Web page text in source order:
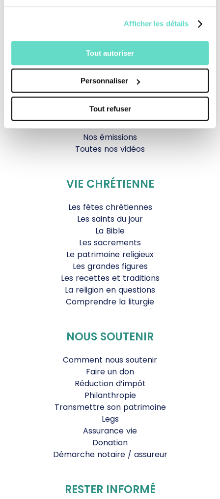
Afficher les détails
Tout autoriser
Personnaliser
Tout refuser
TOUS NOS PROGRAMMES
La messe
Magazine Le Jour du Seigneur
Documentaires
Parole Inattendue
Tous Frères
Générations Laudato Si’
Agenda Culturel
JDS.tv
Nos émissions
Toutes nos vidéos
VIE CHRÉTIENNE
Les fêtes chrétiennes
Les saints du jour
La Bible
Les sacrements
Le patrimoine religieux
Les grandes figures
Les recettes et traditions
La religion en questions
Comprendre la liturgie
NOUS SOUTENIR
Comment nous soutenir
Faire un don
Réduction d’impôt
Philanthropie
Transmettre son patrimoine
Legs
Assurance vie
Donation
Démarche notaire / assureur
RESTER INFORMÉ